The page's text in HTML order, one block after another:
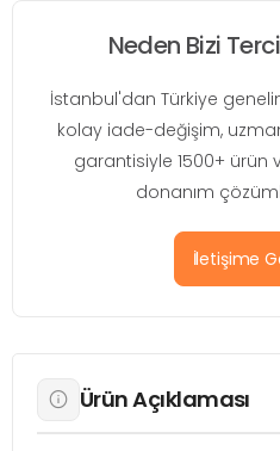
Neden Bizi
İstanbul'dan Türkiye
kolay iade-değişim,
garantisiyle 1500+ ürün
donanım
İletişime
Ürün Açıklaması